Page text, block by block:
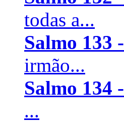
todas a...
Salmo 133 -
irmão...
Salmo 134 -
...